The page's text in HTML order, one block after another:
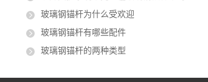
玻璃钢锚杆为什么受欢迎
玻璃钢锚杆有哪些配件
玻璃钢锚杆的两种类型